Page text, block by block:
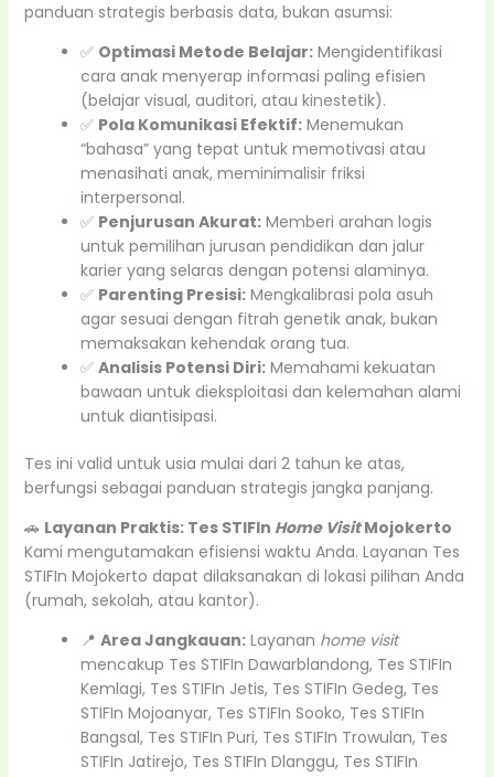
panduan strategis berbasis data, bukan asumsi:
✅ Optimasi Metode Belajar:Mengidentifikasi
cara anak menyerap informasi paling efisien
(belajar visual, auditori, atau kinestetik).
✅ Pola Komunikasi Efektif:Menemukan
“bahasa” yang tepat untuk memotivasi atau
menasihati anak, meminimalisir friksi
interpersonal.
✅ Penjurusan Akurat:Memberi arahan logis
untuk pemilihan jurusan pendidikan dan jalur
karier yang selaras dengan potensi alaminya.
✅ Parenting Presisi:Mengkalibrasi pola asuh
agar sesuai dengan fitrah genetik anak, bukan
memaksakan kehendak orang tua.
✅ Analisis Potensi Diri:Memahami kekuatan
bawaan untuk dieksploitasi dan kelemahan alami
untuk diantisipasi.
Tes ini valid untuk usia mulai dari 2 tahun ke atas,
berfungsi sebagai panduan strategis jangka panjang.
🚗 Layanan Praktis: Tes STIFIn Home VisitMojokerto
Kami mengutamakan efisiensi waktu Anda. Layanan Tes
STIFIn Mojokerto dapat dilaksanakan di lokasi pilihan Anda
(rumah, sekolah, atau kantor).
📍 Area Jangkauan:Layanan home visit
mencakup Tes STIFIn Dawarblandong, Tes STIFIn
Kemlagi, Tes STIFIn Jetis, Tes STIFIn Gedeg, Tes
STIFIn Mojoanyar, Tes STIFIn Sooko, Tes STIFIn
Bangsal, Tes STIFIn Puri, Tes STIFIn Trowulan, Tes
STIFIn Jatirejo, Tes STIFIn Dlanggu, Tes STIFIn